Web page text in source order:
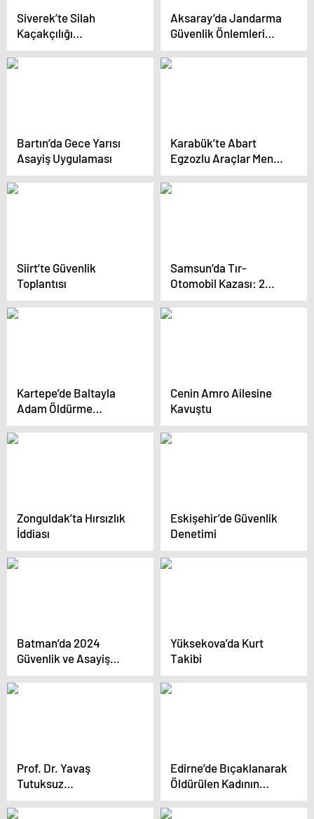
Siverek’te Silah
Kaçakçılığı
Operasyonu
Aksaray’da Jandarma
Güvenlik Önlemleri
Artırıldı
Bartın’da Gece Yarısı
Asayiş Uygulaması
Karabük’te Abart
Egzozlu Araçlar Men
Edildi
Siirt’te Güvenlik
Toplantısı
Samsun’da Tır-
Otomobil Kazası: 2
Yaralı
Kartepe’de Baltayla
Adam Öldürme
Olayında İki Şüpheli
Adliyeye Sevk Edildi
Cenin Amro Ailesine
Kavuştu
Zonguldak’ta Hırsızlık
İddiası
Eskişehir’de Güvenlik
Denetimi
Batman’da 2024
Güvenlik ve Asayiş
Değerlendirmesi:
Operasyonlar ve Suç
Yüksekova’da Kurt
Takibi
Prof. Dr. Yavaş
Tutuksuz
Yargılanmaya Başladı
Edirne’de Bıçaklanarak
Öldürülen Kadının
Cansız Bedeni Bulundu